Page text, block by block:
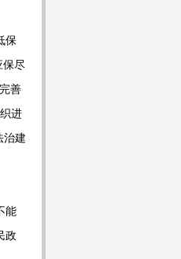
保
保尽
善
进
治建
能
政